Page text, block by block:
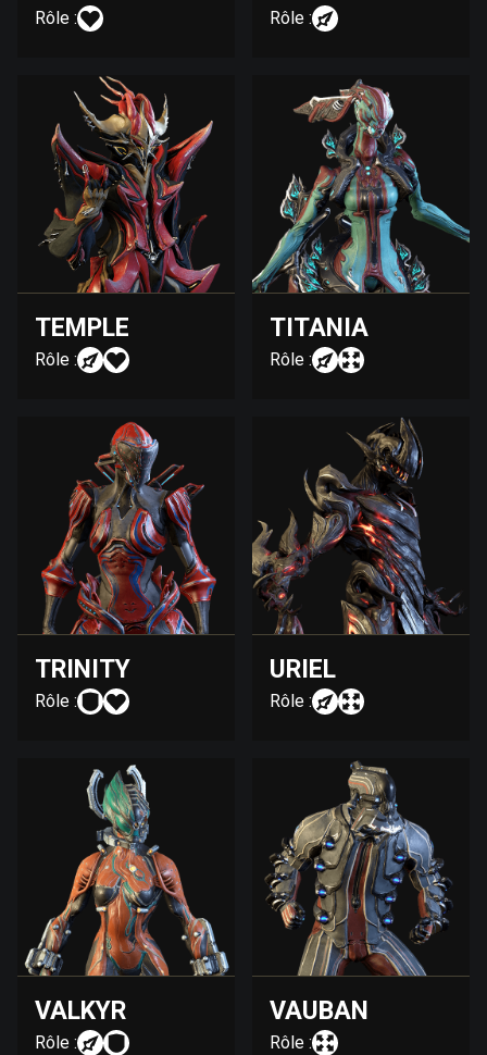
Rôle : Rôle :
TEMPLE
Rôle :
TITANIA
Rôle :
TRINITY
Rôle :
URIEL
Rôle :
VALKYR
Rôle :
VAUBAN
Rôle :